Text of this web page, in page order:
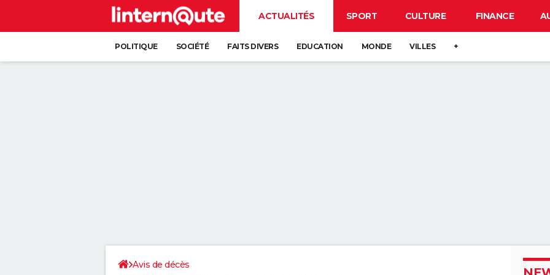
ACTUALITÉS SPORT CULTURE FINANCE
POLITIQUE SOCIÉTÉ FAITS DIVERS EDUCATION MONDE VILLES +
Avis de décès